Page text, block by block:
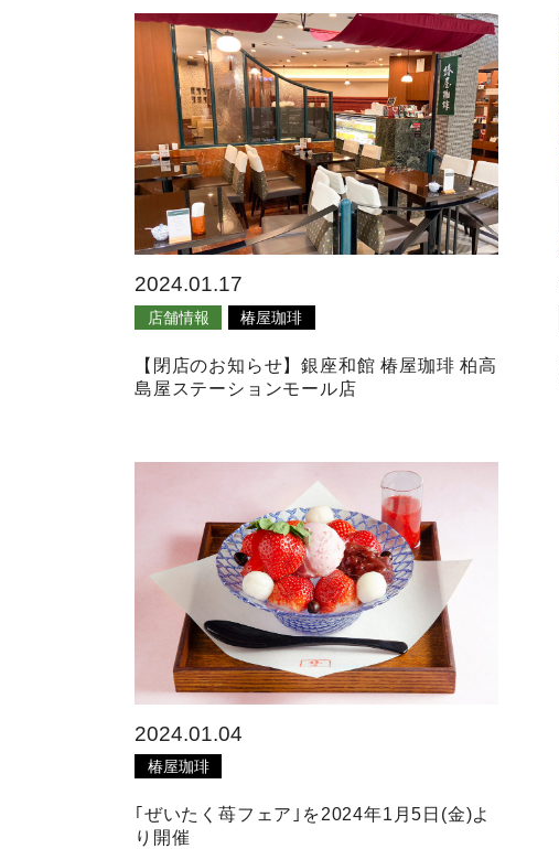
2024.01.17
店舗情報 椿屋珈琲
【閉店のお知らせ】銀座和館 椿屋珈琲 柏高
島屋ステーションモール店
2024.01.04
椿屋珈琲
｢ぜいたく苺フェア｣を2024年1月5日(金)よ
り開催